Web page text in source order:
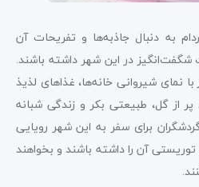
به دنبال جاذبه‌ها و تفریحات آن
در این شهر داشته باشند.
نمای شیروانی خانه‌ها، غذاهای لذیذ
از گل، طبیعتی بکر و زندگی شبانه
برای سفر به این شهر رویایی
آن را داشته باشند و بخواهند